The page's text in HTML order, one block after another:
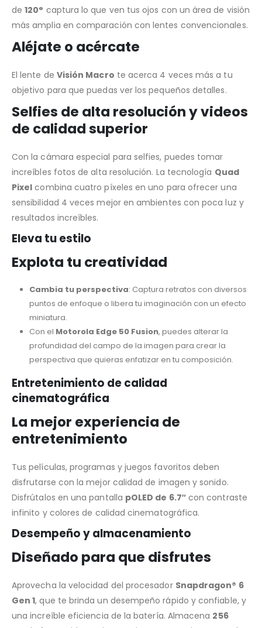
de120° captura lo que ven tus ojos con un área de visión
más amplia en comparación con lentes convencionales.
Aléjate o acércate
El lente de Visión Macro te acerca 4 veces más a tu
objetivo para que puedas ver los pequeños detalles.
Selfies de alta resolución y videos
de calidad superior
Con la cámara especial para selfies, puedes tomar
increíbles fotos de alta resolución. La tecnología Quad
Pixel combina cuatro píxeles en uno para ofrecer una
sensibilidad 4 veces mejor en ambientes con poca luz y
resultados increíbles.
Eleva tu estilo
Explota tu creatividad
Cambia tu perspectiva: Captura retratos con diversos
puntos de enfoque o libera tu imaginación con un efecto
miniatura.
Con el Motorola Edge 50 Fusion, puedes alterar la
profundidad del campo de la imagen para crear la
perspectiva que quieras enfatizar en tu composición.
Entretenimiento de calidad
cinematográfica
La mejor experiencia de
entretenimiento
Tus películas, programas y juegos favoritos deben
disfrutarse con la mejor calidad de imagen y sonido.
Disfrútalos en una pantalla pOLED de 6.7″con contraste
infinito y colores de calidad cinematográfica.
Desempeño y almacenamiento
Diseñado para que disfrutes
Aprovecha la velocidad del procesador Snapdragon® 6
Gen 1, que te brinda un desempeño rápido y confiable, y
una increíble eficiencia de la batería. Almacena 256